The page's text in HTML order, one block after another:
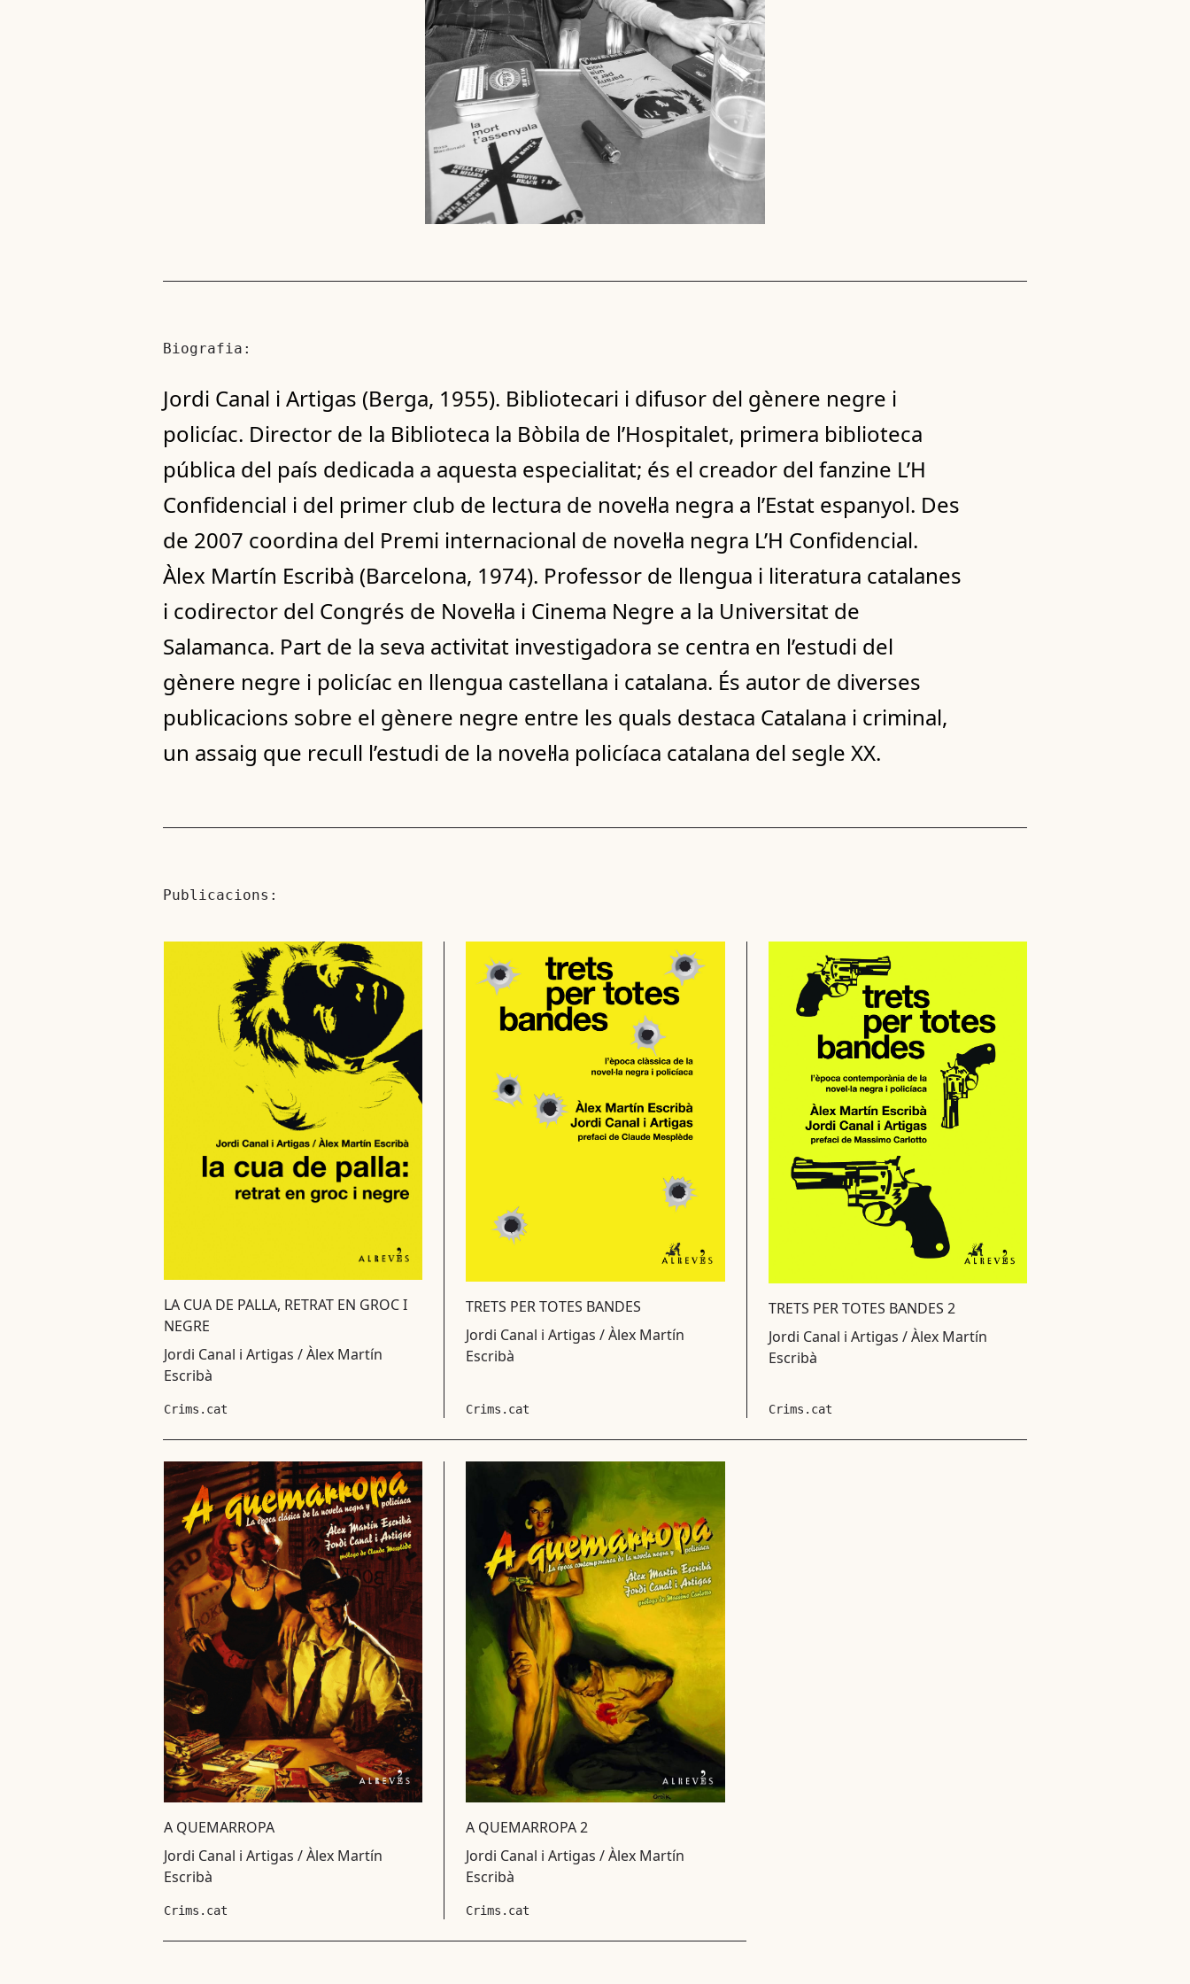
Biografia:
Jordi Canal i Artigas (Berga, 1955). Bibliotecari i difusor del gènere negre i
policíac. Director de la Biblioteca la Bòbila de l’Hospitalet, primera biblioteca
pública del país dedicada a aquesta especialitat; és el creador del fanzine L’H
Confidencial i del primer club de lectura de novel·la negra a l’Estat espanyol. Des
de 2007 coordina del Premi internacional de novel·la negra L’H Confidencial.
Àlex Martín Escribà (Barcelona, 1974). Professor de llengua i literatura catalanes
i codirector del Congrés de Novel·la i Cinema Negre a la Universitat de
Salamanca. Part de la seva activitat investigadora se centra en l’estudi del
gènere negre i policíac en llengua castellana i catalana. És autor de diverses
publicacions sobre el gènere negre entre les quals destaca Catalana i criminal,
un assaig que recull l’estudi de la novel·la policíaca catalana del segle XX.
Publicacions:
LA CUA DE PALLA, RETRAT EN GROC I
NEGRE
Jordi Canal i Artigas / Àlex Martín
Escribà
Crims.cat
TRETS PER TOTES BANDES
Jordi Canal i Artigas / Àlex Martín
Escribà
Crims.cat
TRETS PER TOTES BANDES 2
Jordi Canal i Artigas / Àlex Martín
Escribà
Crims.cat
A QUEMARROPA
Jordi Canal i Artigas / Àlex Martín
Escribà
Crims.cat
A QUEMARROPA 2
Jordi Canal i Artigas / Àlex Martín
Escribà
Crims.cat